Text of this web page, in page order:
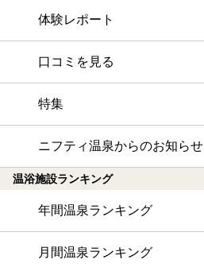
体験レポート
口コミを見る
特集
ニフティ温泉からのお知らせ
温浴施設ランキング
年間温泉ランキング
月間温泉ランキング